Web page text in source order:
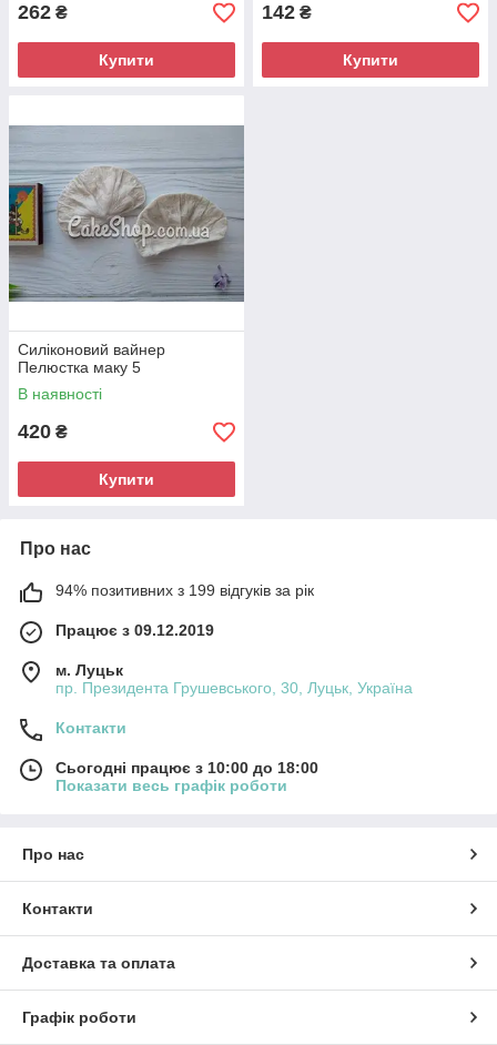
262 ₴
Купити
142 ₴
Купити
Силіконовий вайнер
Пелюстка маку 5
В наявності
420 ₴
Купити
Про нас
94% позитивних з 199 відгуків за рік
Працює з 09.12.2019
м. Луцьк
пр. Президента Грушевського, 30, Луцьк, Україна
Контакти
Сьогодні працює з 10:00 до 18:00
Показати весь графік роботи
Про нас
Контакти
Доставка та оплата
Графік роботи